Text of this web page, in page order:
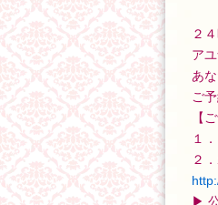
２
ア
あ
ご
【
１
２
▶